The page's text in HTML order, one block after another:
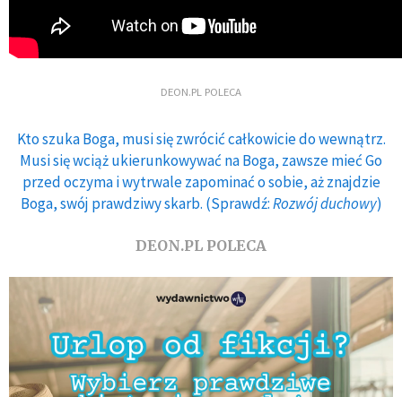
DEON.PL POLECA
Kto szuka Boga, musi się zwrócić całkowicie do wewnątrz.
Musi się wciąż ukierunkowywać na Boga, zawsze mieć Go
przed oczyma i wytrwale zapominać o sobie, aż znajdzie
Boga, swój prawdziwy skarb. (Sprawdź:Rozwój duchowy)
DEON.PL POLECA